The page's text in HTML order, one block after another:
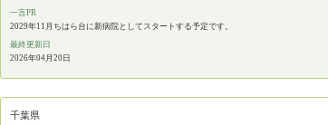
一言PR
2029年11月ちはら台に新病院としてスタートする予定です。
最終更新日
2026年04月20日
千葉県